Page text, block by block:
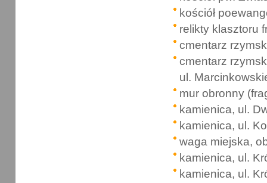
kościół
relikty klasztoru
cmentarz
cmentarz
ul.
mur obronny
kamienica, ul.
kamienica, ul.
waga miejska,
kamienica, ul.
kamienica, ul.